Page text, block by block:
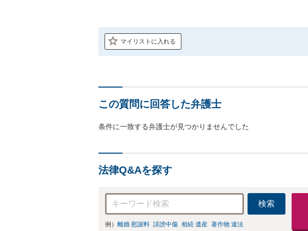
マイリストに入れる
この質問に回答した弁護士
条件に一致する弁護士が見つかりませんでした
法律Q&Aを探す
検索
例） 離婚 慰謝料 誹謗中傷 相続 遺産 著作物 違法